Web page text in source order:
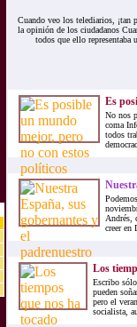
Cuando veo los telediarios, ¡tan
la opinión de los ciudadanos
todos que ello
Es
No nos
coma
todos
Andrés,
creer en
Los
Escribo
pueden
pero el
socialista,